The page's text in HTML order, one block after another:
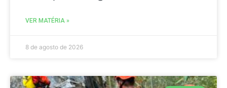
VER MATÉRIA »
8 de agosto de 2026